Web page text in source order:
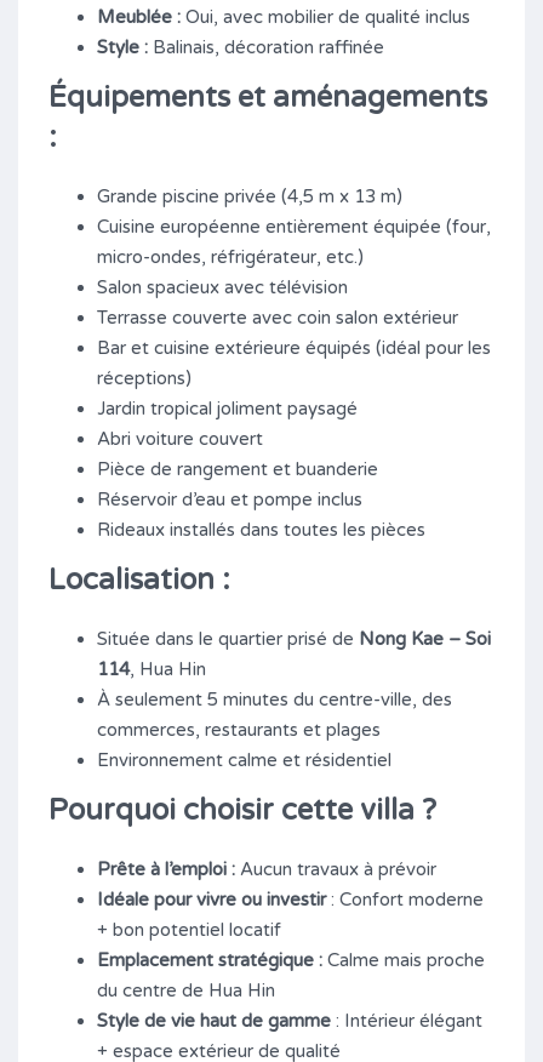
Meublée : Oui, avec mobilier de qualité inclus
Style : Balinais, décoration raffinée
Équipements et aménagements
:
Grande piscine privée (4,5 m x 13 m)
Cuisine européenne entièrement équipée (four,
micro-ondes, réfrigérateur, etc.)
Salon spacieux avec télévision
Terrasse couverte avec coin salon extérieur
Bar et cuisine extérieure équipés (idéal pour les
réceptions)
Jardin tropical joliment paysagé
Abri voiture couvert
Pièce de rangement et buanderie
Réservoir d’eau et pompe inclus
Rideaux installés dans toutes les pièces
Localisation :
Située dans le quartier prisé de Nong Kae – Soi
114, Hua Hin
À seulement 5 minutes du centre-ville, des
commerces, restaurants et plages
Environnement calme et résidentiel
Pourquoi choisir cette villa ?
Prête à l’emploi : Aucun travaux à prévoir
Idéale pour vivre ou investir: Confort moderne
+ bon potentiel locatif
Emplacement stratégique : Calme mais proche
du centre de Hua Hin
Style de vie haut de gamme : Intérieur élégant
+ espace extérieur de qualité